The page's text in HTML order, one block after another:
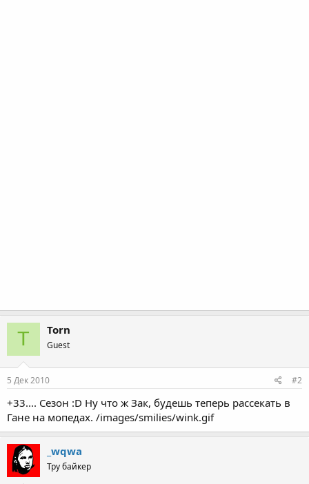
T Torn
Guest
5 Дек 2010 #2
+33.... Сезон :D Ну что ж Зак, будешь теперь рассекать в
Гане на мопедах. /images/smilies/wink.gif
_wqwa
Тру байкер